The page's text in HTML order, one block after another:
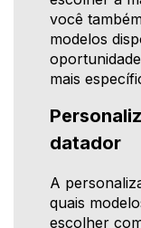
você
modelos
mais
datador
A
quais
escolher